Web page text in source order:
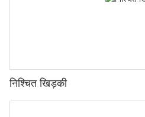
निश्चित खिड़की